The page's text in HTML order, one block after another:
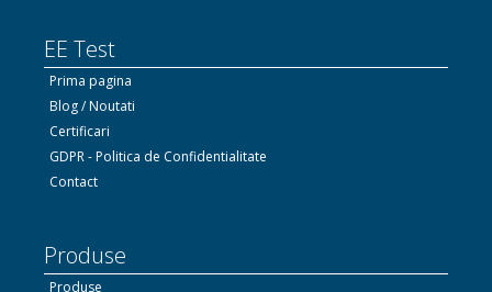
EE Test
Prima pagina
Blog / Noutati
Certificari
GDPR - Politica de Confidentialitate
Contact
Produse
Produse